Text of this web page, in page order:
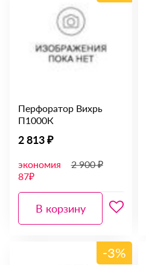
Перфоратор Вихрь
П1000К
2 813 ₽
экономия
87₽
2 900 ₽
В корзину
-3%